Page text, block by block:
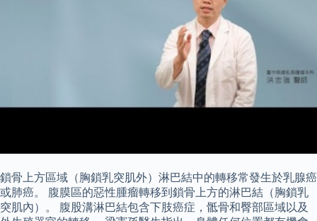
鎖骨上方區域（胸鎖乳突肌外）淋巴結中的轉移常發生於乳腺癌
或肺癌。 腹膜區的惡性腫瘤轉移到鎖骨上方的淋巴結（胸鎖乳
突肌內）。 腹股溝淋巴結包含下肢癌症，骶骨和臀部區域以及